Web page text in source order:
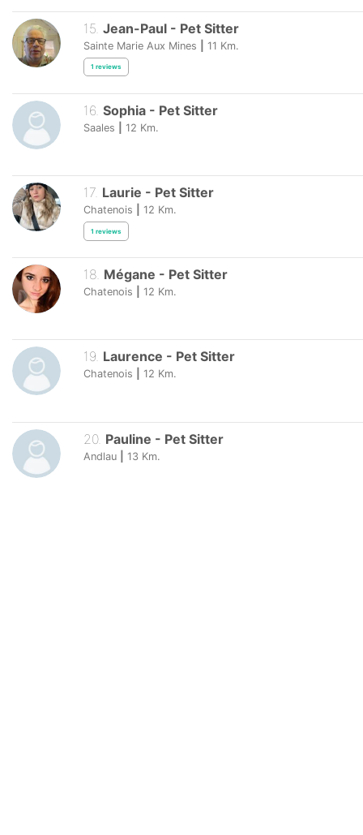
15 Jean-Paul - Pet Sitter
Sainte Marie Aux Mines 11 Km.
1 reviews
16 Sophia - Pet Sitter
Saales 12 Km.
17. Laurie - Pet Sitter
Chatenois 12 Km.
1 reviews
18. Mégane - Pet Sitter
Chatenois 12 Km.
19. Laurence - Pet Sitter
Chatenois 12 Km.
20. Pauline - Pet Sitter
Andlau 13 Km.